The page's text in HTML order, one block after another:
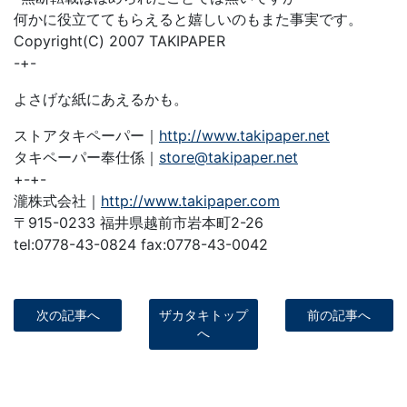
何かに役立ててもらえると嬉しいのもまた事実です。
Copyright(C) 2007 TAKIPAPER
-+-
よさげな紙にあえるかも。
ストアタキペーパー｜ http://www.takipaper.net
タキペーパー奉仕係｜ store@takipaper.net
+-+-
瀧株式会社｜ http://www.takipaper.com
〒915-0233 福井県越前市岩本町2-26
tel:0778-43-0824 fax:0778-43-0042
次の記事へ
ザカタキトップ
へ
前の記事へ